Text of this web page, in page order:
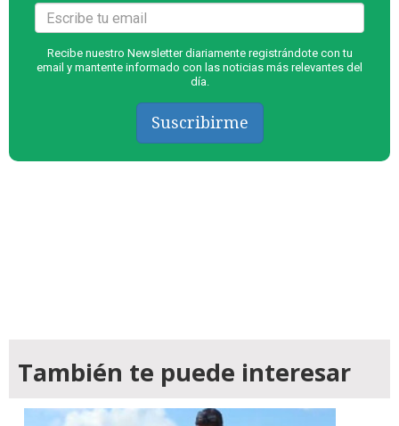
Recibe nuestro Newsletter diariamente registrándote con tu
email y mantente informado con las noticias más relevantes del
día.
Suscribirme
También te puede interesar